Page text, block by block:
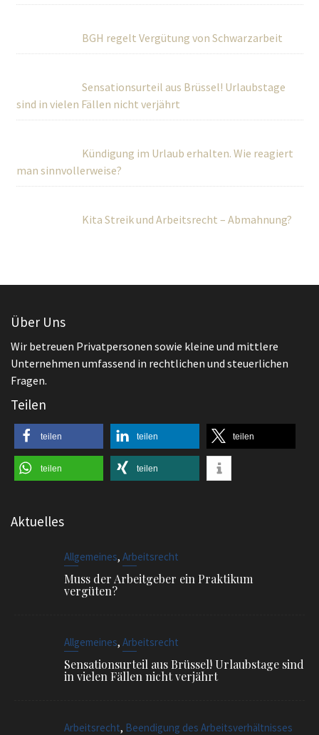
BGH regelt Vergütung von Schwarzarbeit
Sensationsurteil aus Brüssel! Urlaubstage
sind in vielen Fällen nicht verjährt
Kündigung im Urlaub erhalten. Wie reagiert
man sinnvollerweise?
Kita Streik und Arbeitsrecht – Abmahnung?
Über Uns
Wir betreuen Privatpersonen sowie kleine und mittlere
Unternehmen umfassend in rechtlichen und steuerlichen
Fragen.
Teilen
teilen teilen teilen
teilen teilen
Aktuelles
Allgemeines, Arbeitsrecht
Muss der Arbeitgeber ein Praktikum
vergüten?
Allgemeines, Arbeitsrecht
Sensationsurteil aus Brüssel! Urlaubstage sind
in vielen Fällen nicht verjährt
Arbeitsrecht, Beendigung des Arbeitsverhältnisses